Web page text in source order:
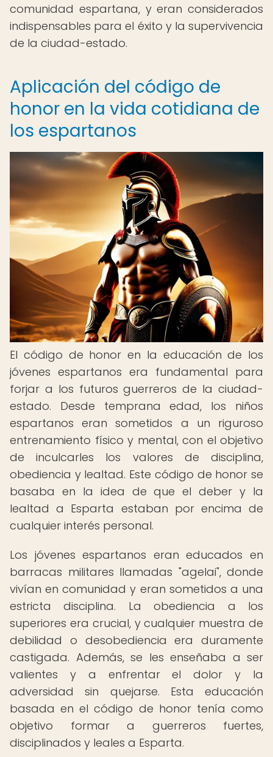
comunidad espartana, y eran considerados
indispensables para el éxito y la supervivencia
de la ciudad-estado.
Aplicación del código de
honor en la vida cotidiana de
los espartanos
El código de honor en la educación de los
jóvenes espartanos era fundamental para
forjar a los futuros guerreros de la ciudad-
estado. Desde temprana edad, los niños
espartanos eran sometidos a un riguroso
entrenamiento físico y mental, con el objetivo
de inculcarles los valores de disciplina,
obediencia y lealtad. Este código de honor se
basaba en la idea de que el deber y la
lealtad a Esparta estaban por encima de
cualquier interés personal.
Los jóvenes espartanos eran educados en
barracas militares llamadas "agelai", donde
vivían en comunidad y eran sometidos a una
estricta disciplina. La obediencia a los
superiores era crucial, y cualquier muestra de
debilidad o desobediencia era duramente
castigada. Además, se les enseñaba a ser
valientes y a enfrentar el dolor y la
adversidad sin quejarse. Esta educación
basada en el código de honor tenía como
objetivo formar a guerreros fuertes,
disciplinados y leales a Esparta.